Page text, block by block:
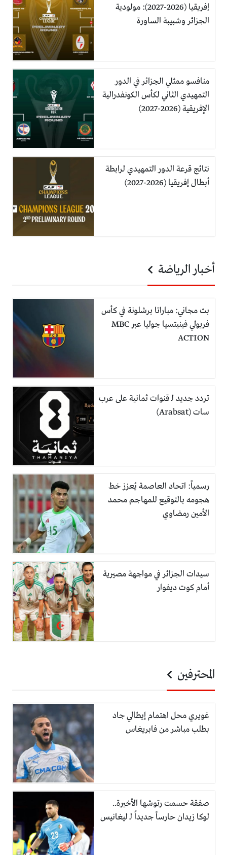
إفريقيا (2026-2027): مولودية
الجزائر وشبيبة الساورة
منافسو ممثلي الجزائر في الدور
التمهيدي الثاني لكأس الكونفدرالية
الإفريقية (2026-2027)
نتائج قرعة الدور التمهيدي لرابطة
أبطال إفريقيا (2026-2027)
أخبار الرياضة
بث مجاني: مباراتا برشلونة في كأس
فريولي فينيتسيا جوليا عبر MBC
ACTION
تردد جديد لـ قنوات ثمانية على عرب
سات (Arabsat)
رسمياً: اتحاد العاصمة يُعزز خط
هجومه بالتوقيع للمهاجم محمد
الأمين رمضاوي
سيدات الجزائر في مواجهة مصيرية
أمام كوت ديفوار
المحترفين
غويري محل اهتمام إيطالي جاد
بطلب مباشر من فابريغاس
صفقة حسمت رتوشها الأخيرة..
لوكا زيدان حارساً جديداً لـ ليغانيس